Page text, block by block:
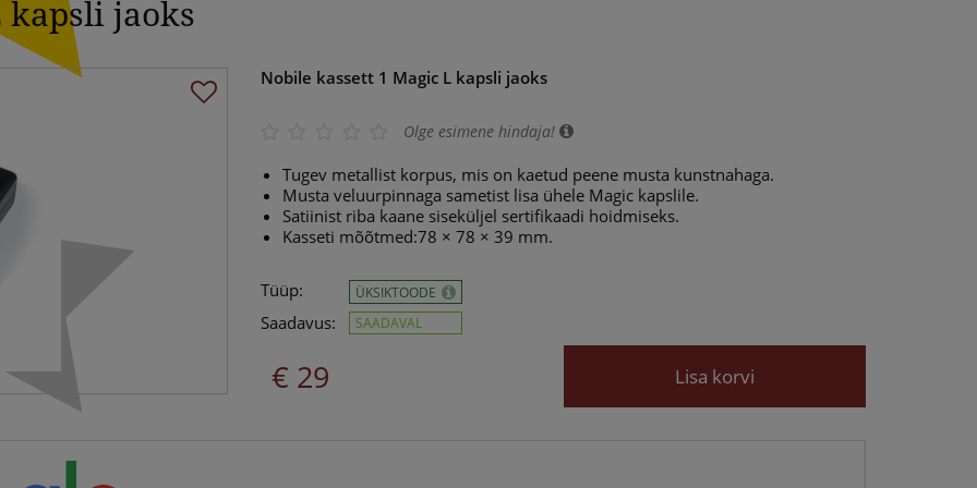
kapsli jaoks
Nobile kassett 1 Magic L kapsli jaoks
Olge esimene hindaja!
Tugev metallist korpus, mis on kaetud peene musta kunstnahaga.
Musta veluurpinnaga sametist lisa ühele Magic kapslile.
Satiinist riba kaane siseküljel sertifikaadi hoidmiseks.
Kasseti mõõtmed:78 × 78 × 39 mm.
Tüüp:
Saadavus:
ÜKSIKTOODE
SAADAVAL
€ 29 Lisa korvi